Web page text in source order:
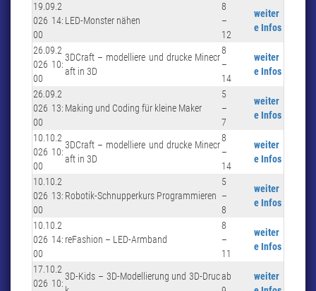
19.09.2
026 14:
00
LED-Monster nähen
8
–
12
weiter
e Infos
26.09.2
026 10:
00
3DCraft – modelliere und drucke Minecr
aft in 3D
8
–
14
weiter
e Infos
26.09.2
026 13:
00
Making und Coding für kleine Maker
5
–
7
weiter
e Infos
10.10.2
026 10:
00
3DCraft – modelliere und drucke Minecr
aft in 3D
8
–
14
weiter
e Infos
10.10.2
026 13:
00
Robotik-Schnupperkurs Programmieren
5
–
8
weiter
e Infos
10.10.2
026 14:
00
reFashion – LED-Armband
8
–
11
weiter
e Infos
17.10.2
026 10:
3D-Kids – 3D-Modellierung und 3D-Drucab
weiter